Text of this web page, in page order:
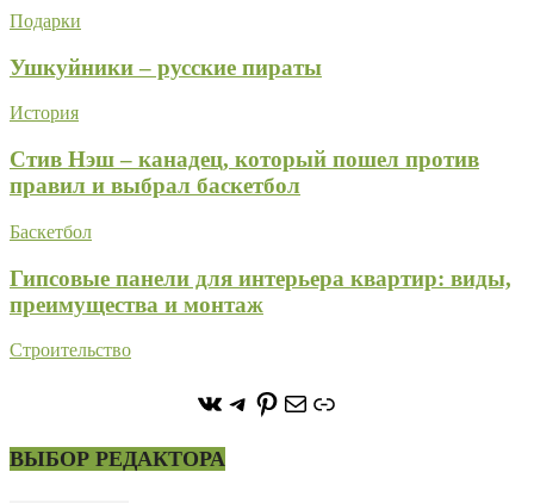
Подарки
Ушкуйники – русские пираты
История
Стив Нэш – канадец, который пошел против
правил и выбрал баскетбол
Баскетбол
Гипсовые панели для интерьера квартир: виды,
преимущества и монтаж
Строительство
https://vk.com/
https://t.me/stoneforest
https://
ПочтаСсылка
ВЫБОР РЕДАКТОРА